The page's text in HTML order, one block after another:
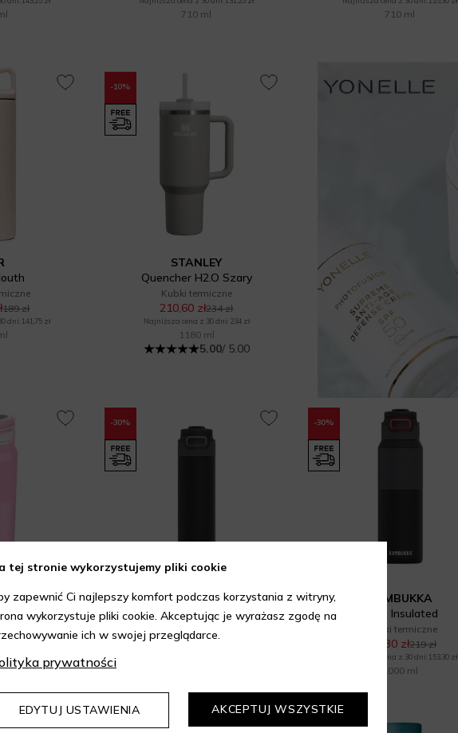
710 ml 710 ml
189 zł
dni: 141,75 zł
-10%
STANLEY
Quencher H2.O Szary
Kubki termiczne
210,60 zł234 zł
Najniższa cena z 30 dni: 234 zł
1180 ml
5.00/ 5.00
164,25 zł
ml
-30%
KAMBUKKA
Elton Insulated
Butelki termiczne
132,30 zł
-30%
KAMBUKKA
Elton Insulated
Butelki termiczne
153,30 zł219 zł
Najniższa cena z 30 dni: 153,30 zł
1000 ml
tej stronie wykorzystujemy pliki cookie
zapewnić Ci najlepszy komfort podczas korzystania z witryny,
wykorzystuje pliki cookie. Akceptując je wyrażasz zgodę na
ich w swojej przeglądarce.
prywatności
EDYTUJ USTAWIENIA AKCEPTUJ WSZYSTKIE